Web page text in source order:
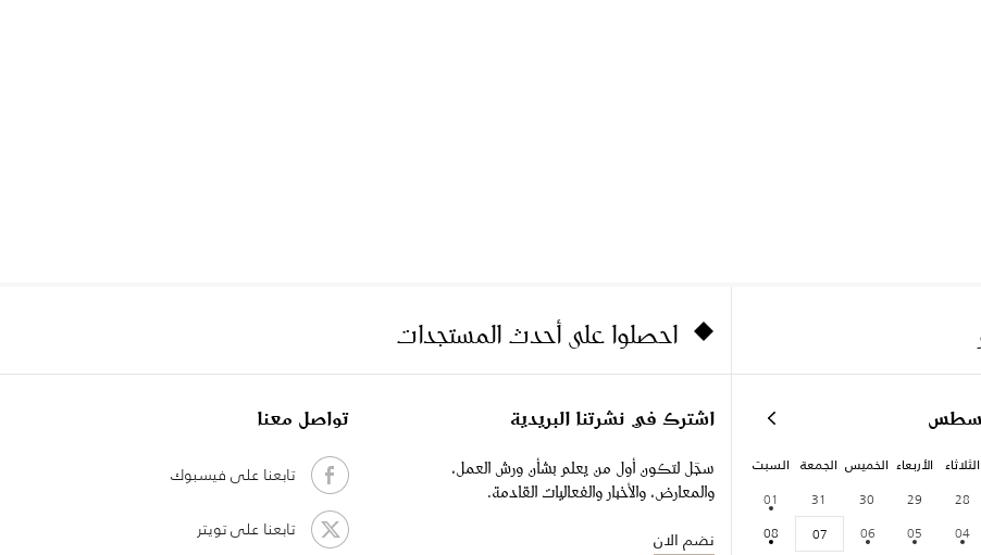
الثلاثاء الأربعاء الخميس الجمعة السبت
28
29
30
31
01
04
05
06
07
08
احصلوا على أحدث المستجدات
اشترك في نشرتنا البريدية
سجّل لتكون أول من يعلم بشأن ورش العمل،
والمعارض، والأخبار والفعاليات القادمة.
نضم الان
تواصل معنا
تابعنا على فيسبوك
تابعنا على تويتر